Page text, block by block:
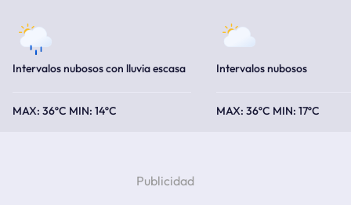
Intervalos nubosos con lluvia escasa
36ºC 14ºC
Intervalos nubosos
36ºC 17ºC